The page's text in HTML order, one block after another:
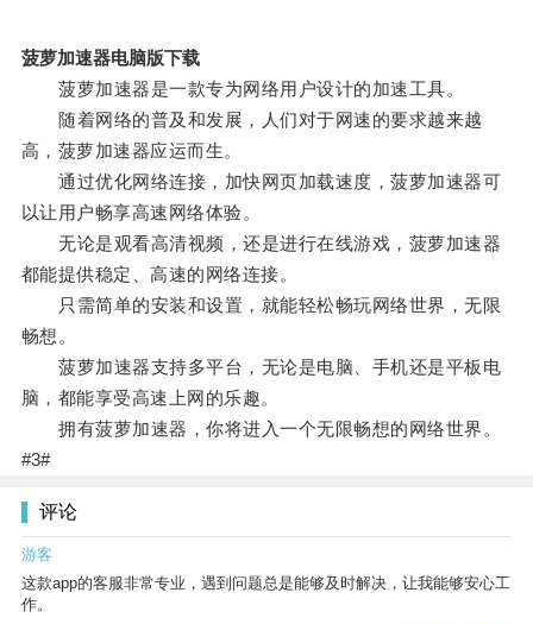
菠萝加速器电脑版下载
菠萝加速器是一款专为网络用户设计的加速工具。
随着网络的普及和发展，人们对于网速的要求越来越
高，菠萝加速器应运而生。
通过优化网络连接，加快网页加载速度，菠萝加速器可
以让用户畅享高速网络体验。
无论是观看高清视频，还是进行在线游戏，菠萝加速器
都能提供稳定、高速的网络连接。
只需简单的安装和设置，就能轻松畅玩网络世界，无限
畅想。
菠萝加速器支持多平台，无论是电脑、手机还是平板电
脑，都能享受高速上网的乐趣。
拥有菠萝加速器，你将进入一个无限畅想的网络世界。
#3#
评论
游客
这款app的客服非常专业，遇到问题总是能够及时解决，让我能够安心工
作。